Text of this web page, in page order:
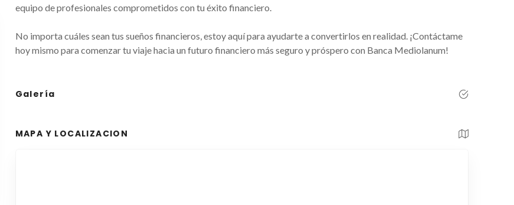
equipo de profesionales comprometidos con tu éxito financiero.
No importa cuáles sean tus sueños financieros, estoy aquí para ayudarte a convertirlos en realidad. ¡Contáctame
hoy mismo para comenzar tu viaje hacia un futuro financiero más seguro y próspero con Banca Mediolanum!
Galería
MAPA Y LOCALIZACION